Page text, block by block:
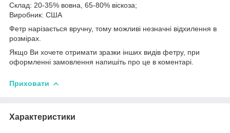
Склад: 20-35% вовна, 65-80% віскоза;
Виробник: США
Фетр нарізається вручну, тому можливі незначні відхилення в
розмірах.
Якщо Ви хочете отримати зразки інших видів фетру, при
оформленні замовлення напишіть про це в коментарі.
Приховати
Характеристики